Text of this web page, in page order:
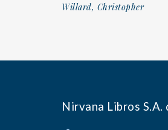
Willard, Christopher
Nirvana Libros S.A.